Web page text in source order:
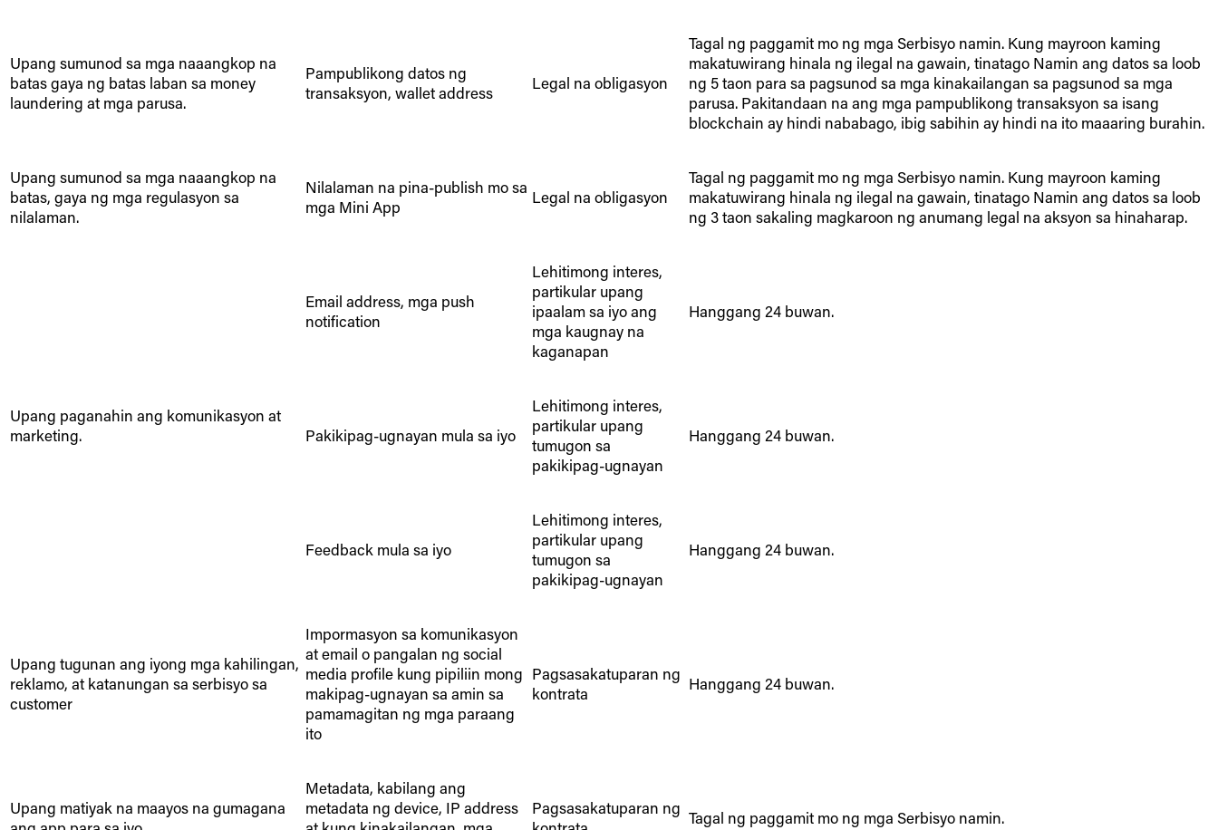
Upang sumunod sa mga naaangkop na
batas gaya ng batas laban sa money
laundering at mga parusa.
Pampublikong datos ng
transaksyon, wallet address
Legal na obligasyon
Tagal ng paggamit mo ng mga Serbisyo namin. Kung mayroon kaming
makatuwirang hinala ng ilegal na gawain, tinatago Namin ang datos sa loob
ng 5 taon para sa pagsunod sa mga kinakailangan sa pagsunod sa mga
parusa. Pakitandaan na ang mga pampublikong transaksyon sa isang
blockchain ay hindi nababago, ibig sabihin ay hindi na ito maaaring burahin.
Upang sumunod sa mga naaangkop na
batas, gaya ng mga regulasyon sa
nilalaman.
Nilalaman na pina-publish mo sa
mga Mini App
Legal na obligasyon
Tagal ng paggamit mo ng mga Serbisyo namin. Kung mayroon kaming
makatuwirang hinala ng ilegal na gawain, tinatago Namin ang datos sa loob
ng 3 taon sakaling magkaroon ng anumang legal na aksyon sa hinaharap.
Upang paganahin ang komunikasyon at
marketing.
Email address, mga push
notification
Lehitimong interes,
partikular upang
ipaalam sa iyo ang
mga kaugnay na
kaganapan
Hanggang 24 buwan.
Pakikipag-ugnayan mula sa iyo
Lehitimong interes,
partikular upang
tumugon sa
pakikipag-ugnayan
Hanggang 24 buwan.
Feedback mula sa iyo
Lehitimong interes,
partikular upang
tumugon sa
pakikipag-ugnayan
Hanggang 24 buwan.
Upang tugunan ang iyong mga kahilingan,
reklamo, at katanungan sa serbisyo sa
customer
Impormasyon sa komunikasyon
at email o pangalan ng social
media profile kung pipiliin mong
makipag-ugnayan sa amin sa
pamamagitan ng mga paraang
ito
Pagsasakatuparan ng
kontrata
Hanggang 24 buwan.
Upang matiyak na maayos na gumagana
Metadata, kabilang ang
metadata ng device, IP address
Pagsasakatuparan ng Tagal ng paggamit mo ng mga Serbisyo namin.